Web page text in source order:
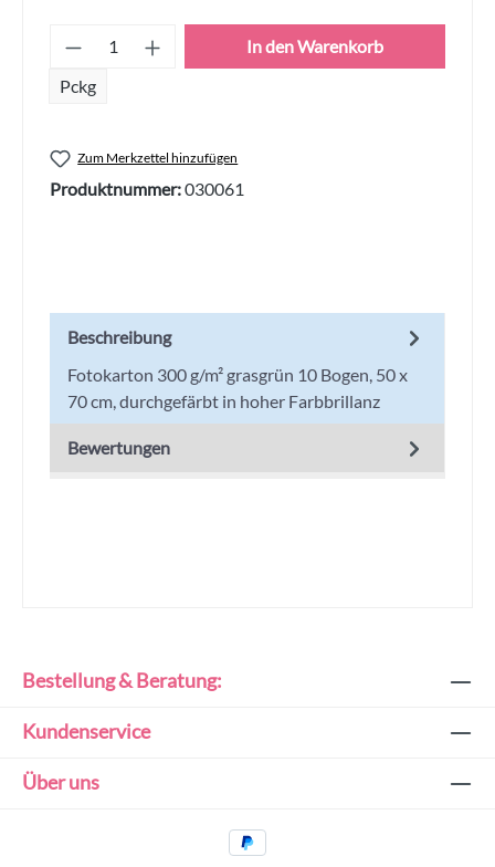
Produkt Anzahl: Gib den gewünschten
Pckg
In den Warenkorb
Zum Merkzettel hinzufügen
Produktnummer:030061
Beschreibung
Fotokarton 300 g/m² grasgrün 10 Bogen, 50 x
70 cm, durchgefärbt in hoher Farbbrillanz
Bewertungen
Bestellung & Beratung:
Kundenservice
Über uns